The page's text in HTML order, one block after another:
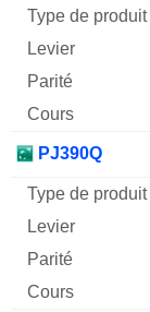
PJ390Q